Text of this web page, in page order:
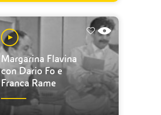
Margarina Flavina
con Dario Fo e
Franca Rame